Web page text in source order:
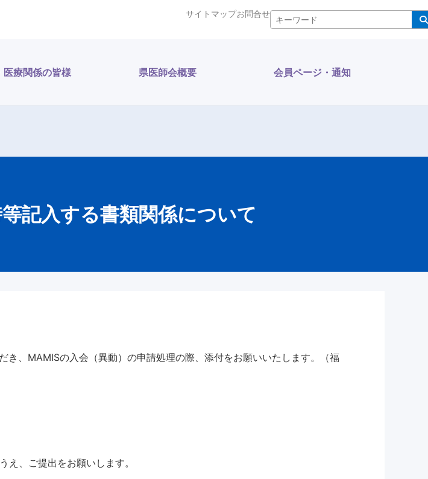
サイトマップお問合せ
検索
医療関係の皆様 県医師会概要 会員ページ・通知
記入する書類関係について
、MAMISの入会（異動）の申請処理の際、添付をお願いいたします。（福
、ご提出をお願いします。